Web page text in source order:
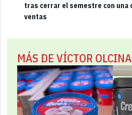
tras cerrar el semestre con una
ventas
MÁS DE VÍCTOR